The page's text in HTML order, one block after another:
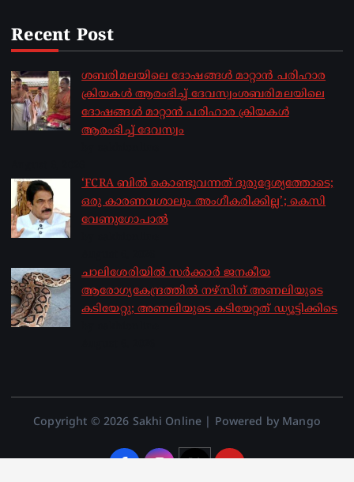
Recent Post
ശബരിമലയിലെ ദോഷങ്ങൾ മാറ്റാൻ പരിഹാര
ക്രിയകൾ ആരംഭിച്ച് ദേവസ്വംശബരിമലയിലെ
ദോഷങ്ങൾ മാറ്റാൻ പരിഹാര ക്രിയകൾ
ആരംഭിച്ച് ദേവസ്വം
‘FCRA ബിൽ കൊണ്ടുവന്നത് ദുരുദ്ദേശ്യത്തോടെ;
ഒരു കാരണവശാലും അം​ഗീകരിക്കില്ല’; കെസി
വേണു​ഗോപാൽ
ചാലിശേരിയില്‍ സര്‍ക്കാര്‍ ജനകീയ
ആരോഗ്യകേന്ദ്രത്തില്‍ നഴ്സിന് അണലിയുടെ
കടിയേറ്റു; അണലിയുടെ കടിയേറ്റത് ഡ്യൂട്ടിക്കിടെ
Copyright © 2026 Sakhi Online | Powered by Mango